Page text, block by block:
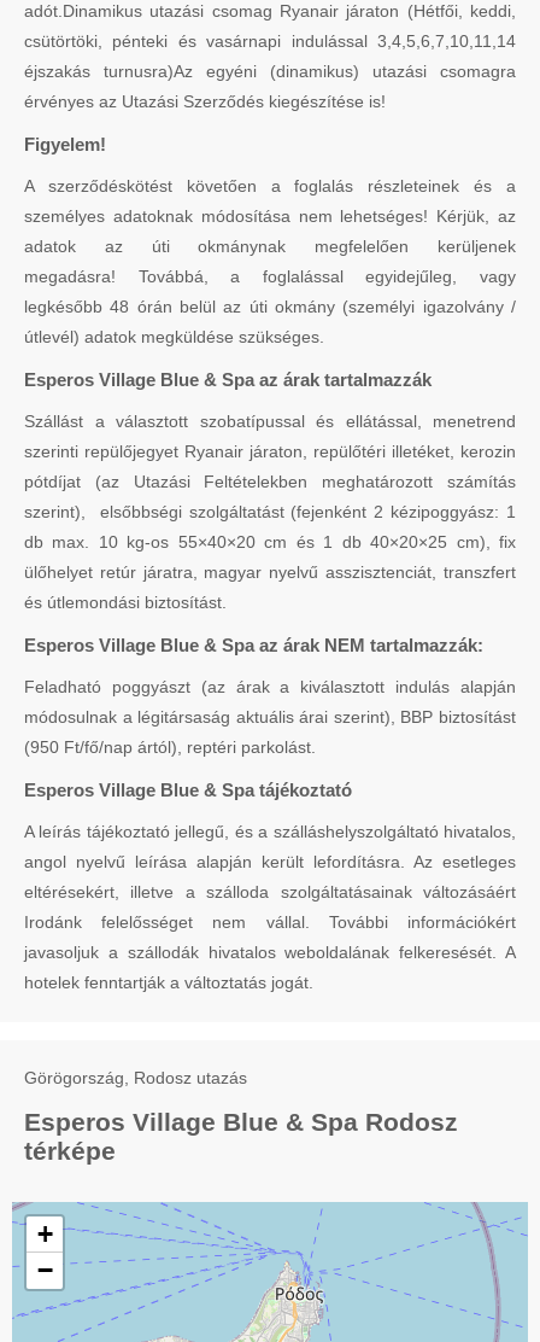
adót.Dinamikus utazási csomag Ryanair járaton (Hétfői, keddi,
csütörtöki, pénteki és vasárnapi indulással 3,4,5,6,7,10,11,14
éjszakás turnusra)Az egyéni (dinamikus) utazási csomagra
érvényes az Utazási Szerződés kiegészítése is!
Figyelem!
A szerződéskötést követően a foglalás részleteinek és a
személyes adatoknak módosítása nem lehetséges! Kérjük, az
adatok az úti okmánynak megfelelően kerüljenek
megadásra! Továbbá, a foglalással egyidejűleg, vagy
legkésőbb 48 órán belül az úti okmány (személyi igazolvány /
útlevél) adatok megküldése szükséges.
Esperos Village Blue & Spa az árak tartalmazzák
Szállást a választott szobatípussal és ellátással, menetrend
szerinti repülőjegyet Ryanair járaton, repülőtéri illetéket, kerozin
pótdíjat (az Utazási Feltételekben meghatározott számítás
szerint), elsőbbségi szolgáltatást (fejenként 2 kézipoggyász: 1
db max. 10 kg-os 55×40×20 cm és 1 db 40×20×25 cm), fix
ülőhelyet retúr járatra, magyar nyelvű asszisztenciát, transzfert
és útlemondási biztosítást.
Esperos Village Blue & Spa az árak NEM tartalmazzák:
Feladható poggyászt (az árak a kiválasztott indulás alapján
módosulnak a légitársaság aktuális árai szerint), BBP biztosítást
(950 Ft/fő/nap ártól), reptéri parkolást.
Esperos Village Blue & Spa tájékoztató
A leírás tájékoztató jellegű, és a szálláshelyszolgáltató hivatalos,
angol nyelvű leírása alapján került lefordításra. Az esetleges
eltérésekért, illetve a szálloda szolgáltatásainak változásáért
Irodánk felelősséget nem vállal. További információkért
javasoljuk a szállodák hivatalos weboldalának felkeresését. A
hotelek fenntartják a változtatás jogát.
Görögország, Rodosz utazás
Esperos Village Blue & Spa Rodosz
térképe
+
−